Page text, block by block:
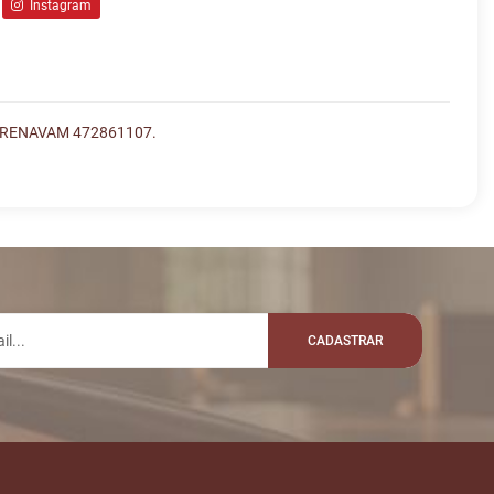
Instagram
472861107.
VALOR
CADASTRAR